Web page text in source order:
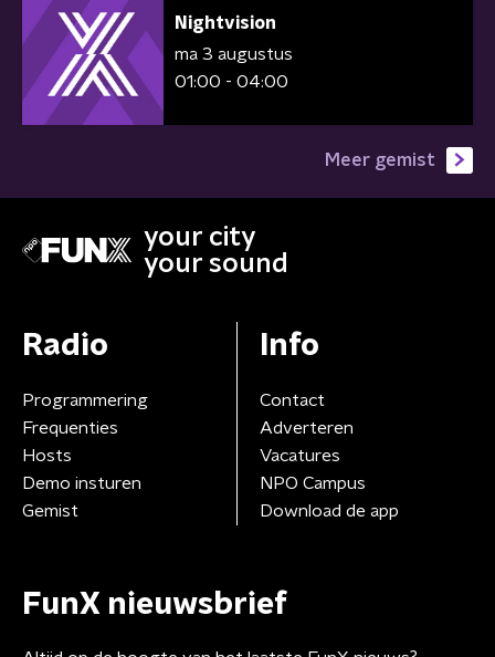
Nightvision
ma 3 augustus
01:00 - 04:00
Meer gemist
your city
your sound
Radio
Programmering
Frequenties
Hosts
Demo insturen
Gemist
Info
Contact
Adverteren
Vacatures
NPO Campus
Download de app
FunX nieuwsbrief